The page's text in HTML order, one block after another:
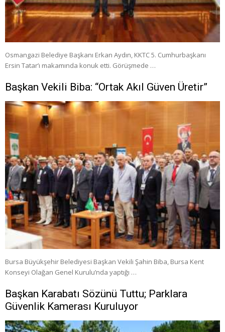
Osmangazi Belediye Başkanı Erkan Aydın, KKTC 5. Cumhurbaşkanı
Ersin Tatar’ı makamında konuk etti. Görüşmede …
Başkan Vekili Biba: “Ortak Akıl Güven Üretir”
Bursa Büyükşehir Belediyesi Başkan Vekili Şahin Biba, Bursa Kent
Konseyi Olağan Genel Kurulu’nda yaptığı …
Başkan Karabatı Sözünü Tuttu; Parklara
Güvenlik Kamerası Kuruluyor